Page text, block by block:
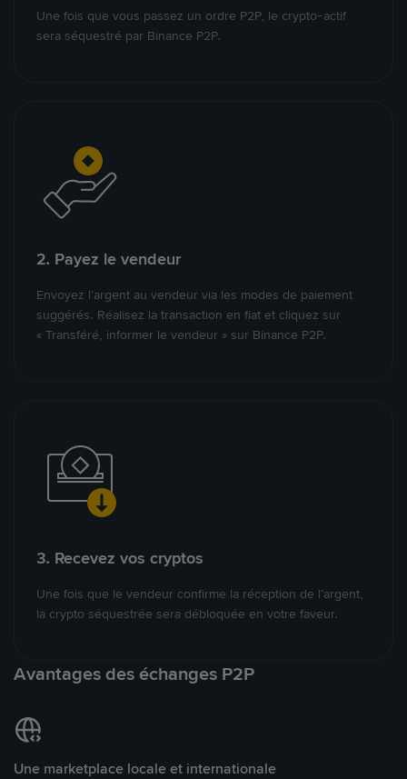
Une fois que vous passez un ordre P2P, le crypto-actif
sera séquestré par Binance P2P.
2. Payez le vendeur
Envoyez l’argent au vendeur via les modes de paiement
suggérés. Réalisez la transaction en fiat et cliquez sur
« Transféré, informer le vendeur » sur Binance P2P.
3. Recevez vos cryptos
Une fois que le vendeur confirme la réception de l’argent,
la crypto séquestrée sera débloquée en votre faveur.
Avantages des échanges P2P
Une marketplace locale et internationale